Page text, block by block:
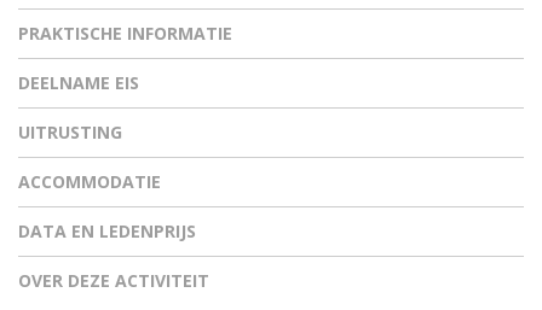
PRAKTISCHE INFORMATIE
DEELNAME EIS
UITRUSTING
ACCOMMODATIE
DATA EN LEDENPRIJS
OVER DEZE ACTIVITEIT